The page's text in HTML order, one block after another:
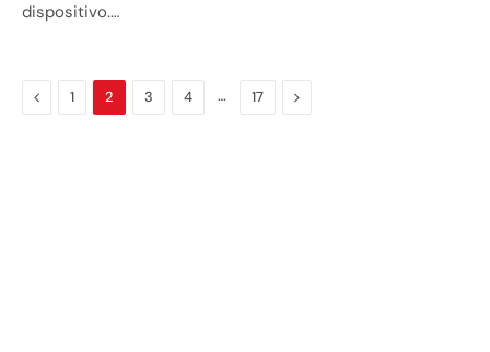
dispositivo.…
Previous
1 2 3 4 … 17 Next